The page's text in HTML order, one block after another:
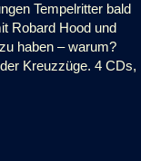
Tempelritter bald
Robard Hood und
haben – warum?
Kreuzzüge. 4 CDs,